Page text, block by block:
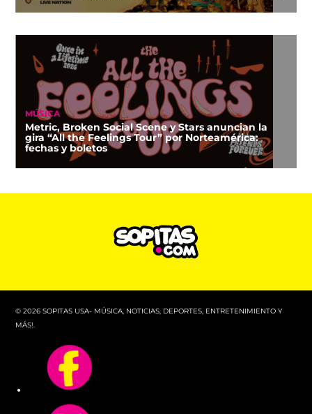
MÚSICA
Metric, Broken Social Scene y Stars anuncian la
gira “All the Feelings Tour” por Norteamérica:
fechas y boletos
© 2026 SOPITAS USA- MÚSICA, NOTICIAS, DEPORTES, ENTRETENIMIENTO Y
MÁS!.